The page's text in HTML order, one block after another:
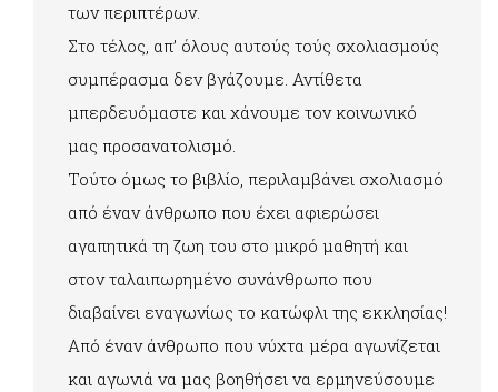
των περιπτέρων.
Στο τέλος, απ’ όλους αυτούς τούς σχολιασμούς
συμπέρασμα δεν βγάζουμε. Αντίθετα
μπερδευόμαστε και χάνουμε τον κοινωνικό
μας προσανατολισμό.
Τούτο όμως το βιβλίο, περιλαμβάνει σχολιασμό
από έναν άνθρωπο που έχει αφιερώσει
αγαπητικά τη ζωη του στο μικρό μαθητή και
στον ταλαιπωρημένο συνάνθρωπο που
διαβαίνει εναγωνίως το κατώφλι της εκκλησίας!
Από έναν άνθρωπο που νύχτα μέρα αγωνίζεται
και αγωνιά να μας βοηθήσει να ερμηνεύσουμε